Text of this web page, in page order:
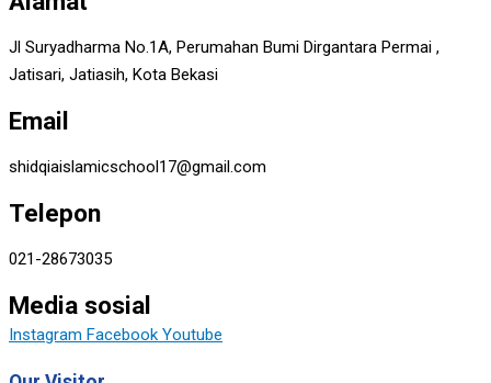
Jl Suryadharma No.1A, Perumahan Bumi Dirgantara Permai ,
Jatisari, Jatiasih, Kota Bekasi
Email
shidqiaislamicschool17@gmail.com
Telepon
021-28673035
Media sosial
Instagram Facebook Youtube